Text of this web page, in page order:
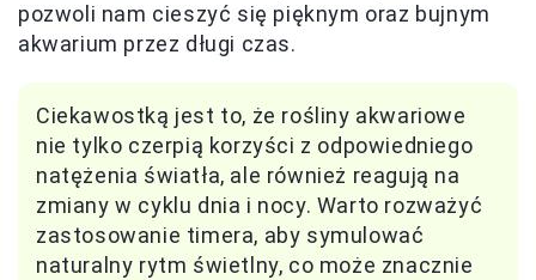
pozwoli nam cieszyć się pięknym oraz bujnym
akwarium przez długi czas.
Ciekawostką jest to, że rośliny akwariowe
nie tylko czerpią korzyści z odpowiedniego
natężenia światła, ale również reagują na
zmiany w cyklu dnia i nocy. Warto rozważyć
zastosowanie timera, aby symulować
naturalny rytm świetlny, co może znacznie